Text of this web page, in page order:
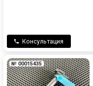
Консультация
№ 00015435